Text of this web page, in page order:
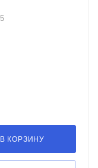
В КОРЗИНУ